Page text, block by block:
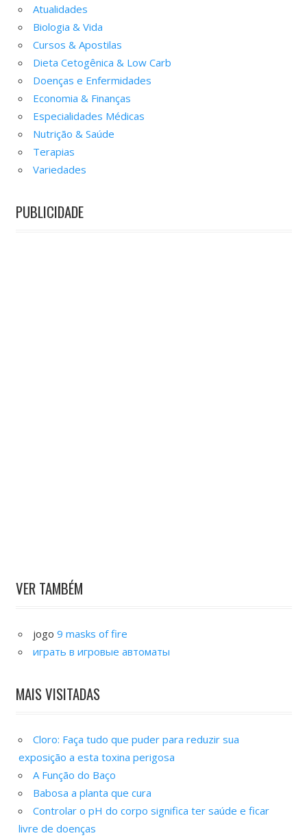
Atualidades
Biologia & Vida
Cursos & Apostilas
Dieta Cetogênica & Low Carb
Doenças e Enfermidades
Economia & Finanças
Especialidades Médicas
Nutrição & Saúde
Terapias
Variedades
PUBLICIDADE
VER TAMBÉM
jogo 9 masks of fire
играть в игровые автоматы
MAIS VISITADAS
Cloro: Faça tudo que puder para reduzir sua
exposição a esta toxina perigosa
A Função do Baço
Babosa a planta que cura
Controlar o pH do corpo significa ter saúde e ficar
livre de doenças